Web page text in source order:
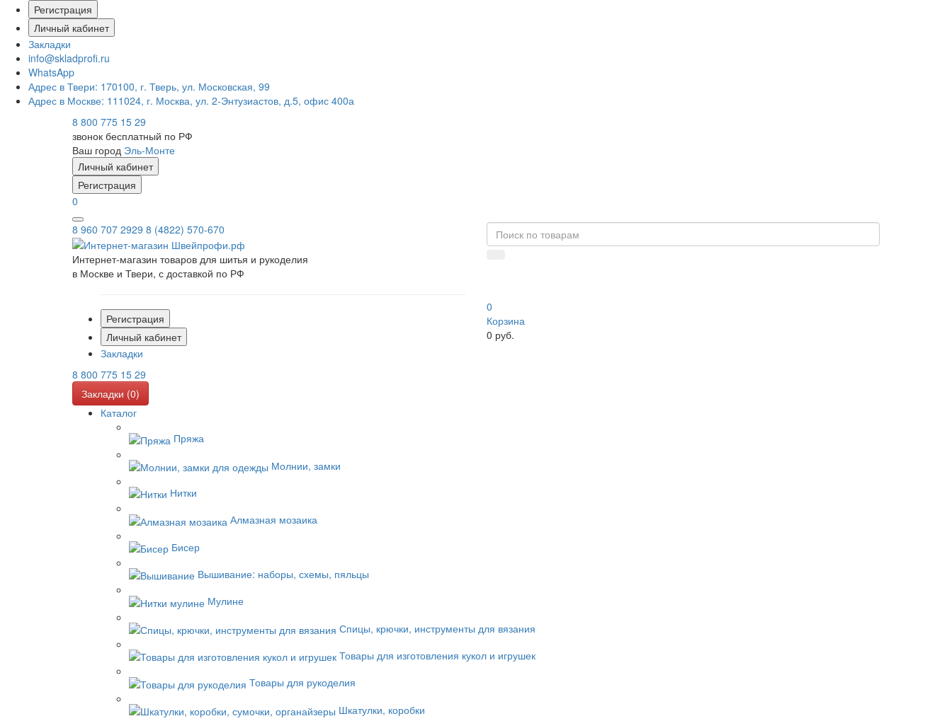
Регистрация
Личный кабинет
Закладки
info@skladprofi.ru
WhatsApp
Адрес в Твери: 170100, г. Тверь, ул. Московская, 99
Адрес в Москве: 111024, г. Москва, ул. 2-Энтузиастов, д.5, офис 400а
8 800 775 15 29
звонок бесплатный по РФ
Ваш город Эль-Монте
Личный кабинет
Регистрация
0
8 960 707 2929 8 (4822) 570-670
Интернет-магазин товаров для шитья и рукоделия
в Москве и Твери, с доставкой по РФ
Регистрация
Личный кабинет
Закладки
8 800 775 15 29
0
Корзина
0 руб.
Закладки (0)
Каталог
Пряжа
Молнии, замки
Нитки
Алмазная мозаика
Бисер
Вышивание: наборы, схемы, пяльцы
Мулине
Спицы, крючки, инструменты для вязания
Товары для изготовления кукол и игрушек
Товары для рукоделия
Шкатулки, коробки